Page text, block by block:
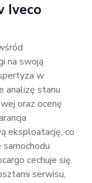
Iveco
na swoją
w
analizę stanu
oraz ocenę
eksploatację, co
cechuje się
serwisu,